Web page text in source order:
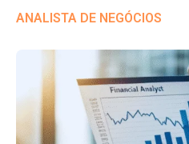
ANALISTA DE NEGÓCIOS